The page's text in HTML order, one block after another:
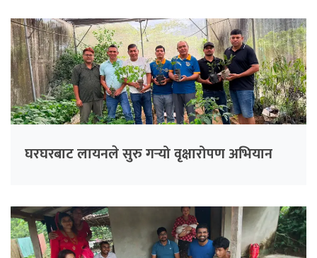
घरघरबाट लायनले सुरु गर्‍यो वृक्षारोपण अभियान